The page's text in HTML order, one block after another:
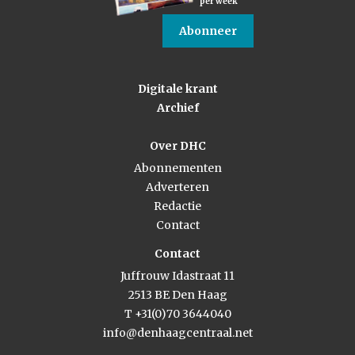
Abonneer
Digitale krant
Archief
Over DHC
Abonnementen
Adverteren
Redactie
Contact
Contact
Juffrouw Idastraat 11
2513 BE Den Haag
T +31(0)70 3644040
info@denhaagcentraal.net